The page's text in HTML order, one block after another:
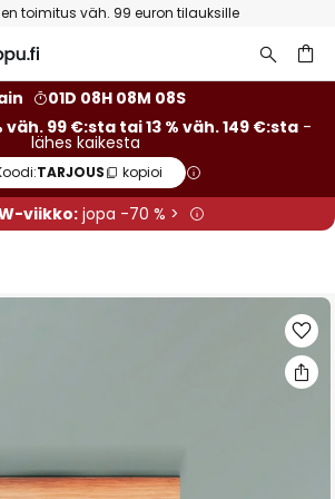
toimitus väh. 99 euron tilauksille
01D 08H 08M 07S
väh. 99 €:sta tai 13 % väh. 149 €:sta -
lähes kaikesta
TARJOUS kopioi
viikko:jopa -70 % >